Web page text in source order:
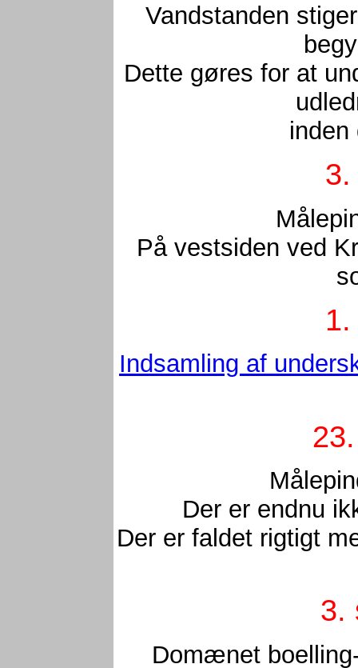
Vandstanden
Dette gøres for at
inden
3.
På vestsiden ved
Indsamling af
Der er endnu
Der er faldet rigtigt
3.
Domænet